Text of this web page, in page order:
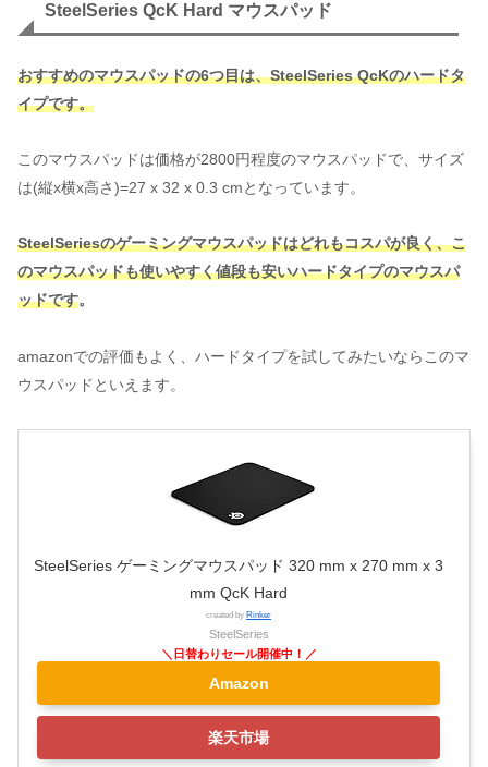
SteelSeries QcK Hard マウスパッド
おすすめのマウスパッドの6つ目は、SteelSeries QcKのハードタ
イプです。
このマウスパッドは価格が2800円程度のマウスパッドで、サイズ
は(縦x横x高さ)=27 x 32 x 0.3 cmとなっています。
SteelSeriesのゲーミングマウスパッドはどれもコスパが良く、こ
のマウスパッドも使いやすく値段も安いハードタイプのマウスパ
ッドです。
amazonでの評価もよく、ハードタイプを試してみたいならこのマ
ウスパッドといえます。
SteelSeries ゲーミングマウスパッド 320 mm x 270 mm x 3
mm QcK Hard
created by Rinker
SteelSeries
Amazon
楽天市場